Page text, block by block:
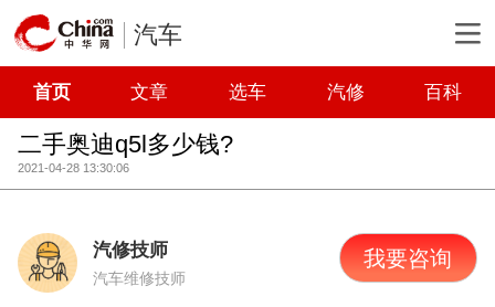
汽车
首页 文章 选车 汽修 百科
二手奥迪q5l多少钱?
2021-04-28 13:30:06
汽修技师
汽车维修技师
我要咨询